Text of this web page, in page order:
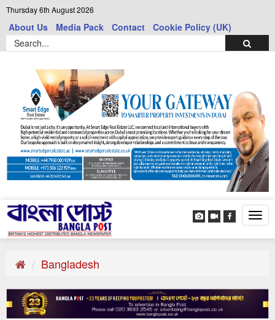
Thursday 6th August 2026
About Us Media Pack Contact Cookie Policy (UK)
Bangladesh